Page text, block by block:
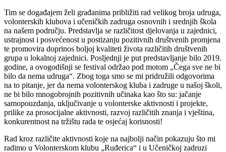
Tim se događajem želi građanima približiti rad velikog broja udruga,
volonterskih klubova i učeničkih zadruga osnovnih i srednjih škola
na našem području. Predstavlja se različitost djelovanja u zajednici,
ustrajnost i posvećenost u postizanju pozitivnih društvenih promjena
te promovira doprinos boljoj kvaliteti života različitih društvenih
grupa u lokalnoj zajednici. Posljednji je put predstavljanje bilo 2019.
godine, a ovogodišnji se festival održao pod motom „Čega sve ne bi
bilo da nema udruga“. Zbog toga smo se mi pridružili odgovorima
na to pitanje, jer da nema volonterskog kluba i zadruge u našoj školi,
ne bi bilo mnogobrojnih pozitivnih učinaka kao što su: jačanje
samopouzdanja, uključivanje u volonterske aktivnosti i projekte,
prilike za prosocijalne aktivnosti, razvoj različitih znanja i vještina,
konkurentnost na tržištu rada te osjećaj korisnosti!
Rad kroz različite aktivnosti koje na najbolji način pokazuju što mi
radimo u Volonterskom klubu „Ruđerica“ i u Učeničkoj zadruzi